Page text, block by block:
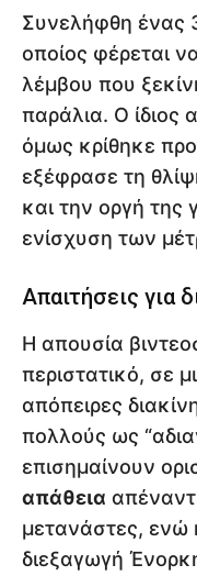
Συνελήφθη ένας
οποίος φέρεται
λέμβου που
παράλια. Ο ίδιος
όμως κρίθηκε
εξέφρασε τη
και την οργή της
ενίσχυση των
Απαιτήσεις για
Η απουσία
περιστατικό, σε
απόπειρες
πολλούς ως
επισημαίνουν
απάθεια
μετανάστες, ενώ
διεξαγωγή